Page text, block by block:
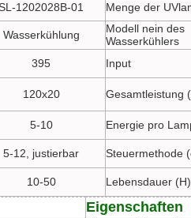
1202028B-01 Menge der
Wasserkühlung
Modell nein des
Wasserkühlers
395 Input
120x20 Gesamtleistung
5-10 Energie pro
5-12, justierbar Steuermethode
10-50 Lebensdauer (H)
Eigenschaften